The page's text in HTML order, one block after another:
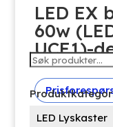
LED EX
60w
UCE1)-
Søk
etter:
LED Lyskaster